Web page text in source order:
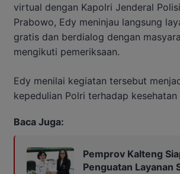
virtual dengan Kapolri Jenderal
Prabowo, Edy meninjau langsung
gratis dan berdialog dengan
mengikuti pemeriksaan.
Edy menilai kegiatan tersebut
kepedulian Polri terhadap kesehatan
Baca Juga:
Pemprov Kalteng
Penguatan Layanan